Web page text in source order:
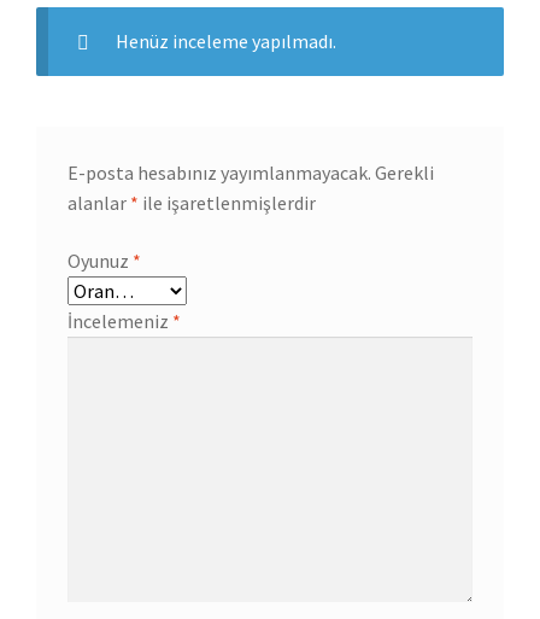
Henüz inceleme yapılmadı.
E-posta hesabınız yayımlanmayacak. Gerekli
alanlar * ile işaretlenmişlerdir
Oyunuz *
İncelemeniz *